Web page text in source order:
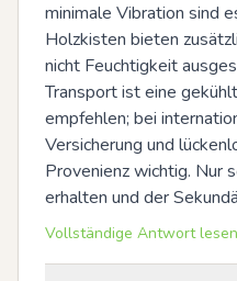
minimale Vibration sind
Holzkisten bieten
nicht Feuchtigkeit
Transport ist eine
empfehlen; bei
Versicherung und
Provenienz wichtig. Nur
erhalten und der
Vollständige Antwort